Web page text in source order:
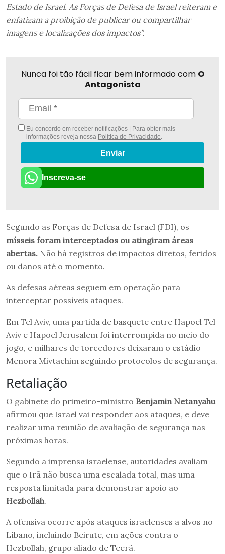
Estado de Israel. As Forças de Defesa de Israel reiteram e
enfatizam a proibição de publicar ou compartilhar
imagens e localizações dos impactos”.
Nunca foi tão fácil ficar bem informado com O
Antagonista
Eu concordo em receber notificações | Para obter mais
informações reveja nossa Política de Privacidade
Enviar
Inscreva-se
Segundo as Forças de Defesa de Israel (FDI), os
mísseis foram interceptados ou atingiram áreas
abertas. Não há registros de impactos diretos, feridos
ou danos até o momento.
As defesas aéreas seguem em operação para
interceptar possíveis ataques.
Em Tel Aviv, uma partida de basquete entre Hapoel Tel
Aviv e Hapoel Jerusalem foi interrompida no meio do
jogo, e milhares de torcedores deixaram o estádio
Menora Mivtachim seguindo protocolos de segurança.
Retaliação
O gabinete do primeiro-ministro Benjamin Netanyahu
afirmou que Israel vai responder aos ataques, e deve
realizar uma reunião de avaliação de segurança nas
próximas horas.
Segundo a imprensa israelense, autoridades avaliam
que o Irã não busca uma escalada total, mas uma
resposta limitada para demonstrar apoio ao
Hezbollah.
A ofensiva ocorre após ataques israelenses a alvos no
Líbano, incluindo Beirute, em ações contra o
Hezbollah, grupo aliado de Teerã.